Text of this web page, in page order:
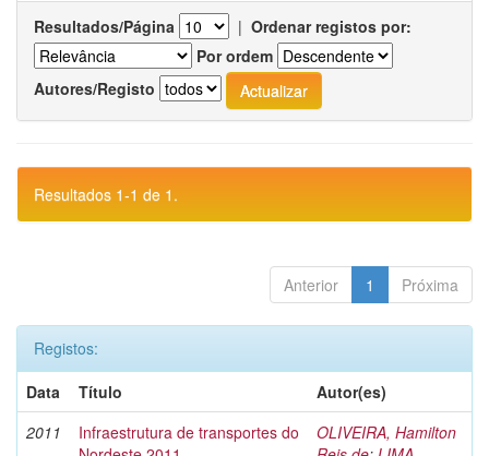
Resultados/Página | Ordenar registos por:
Por ordem
Autores/Registo
Resultados 1-1 de 1.
Anterior 1 Próxima
Registos:
Data
Título
Autor(es)
2011
Infraestrutura de transportes do
OLIVEIRA, Hamilton